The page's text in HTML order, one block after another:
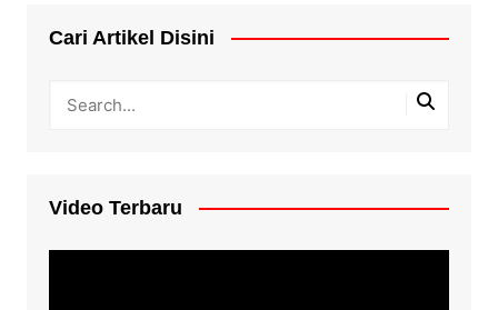
Cari Artikel Disini
Video Terbaru